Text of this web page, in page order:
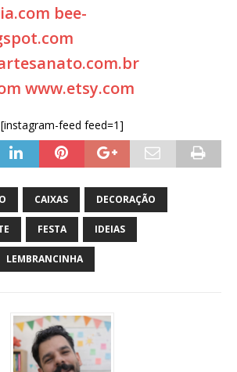
bee-
www.etsy.com
[instagram-feed feed=1]
CAIXAS DECORAÇÃO
FESTA IDEIAS
LEMBRANCINHA